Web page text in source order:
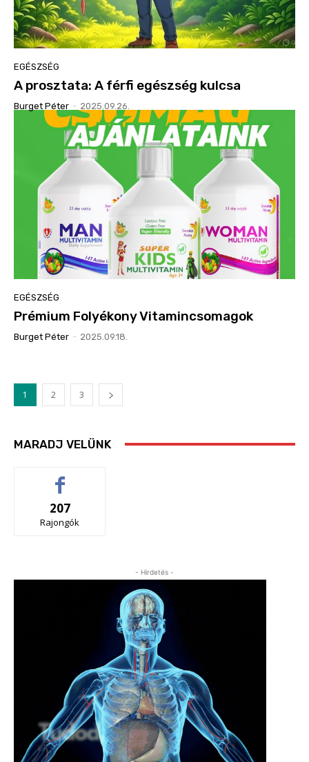
EGÉSZSÉG
A prosztata: A férfi egészség kulcsa
Burget Péter - 2025.09.26.
EGÉSZSÉG
Prémium Folyékony Vitamincsomagok
Burget Péter - 2025.09.18.
1 2 3
MARADJ VELÜNK
207
Rajongók
- Hirdetés -